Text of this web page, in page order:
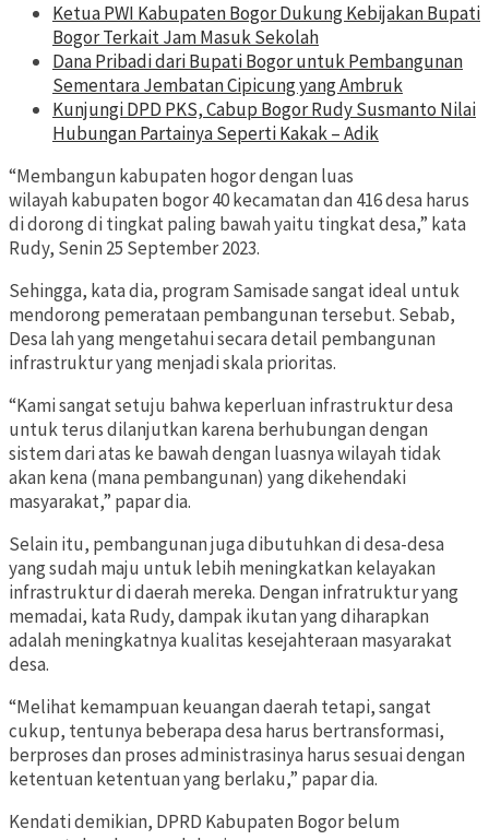
Ketua PWI Kabupaten Bogor Dukung Kebijakan Bupati
Bogor Terkait Jam Masuk Sekolah
Dana Pribadi dari Bupati Bogor untuk Pembangunan
Sementara Jembatan Cipicung yang Ambruk
Kunjungi DPD PKS, Cabup Bogor Rudy Susmanto Nilai
Hubungan Partainya Seperti Kakak – Adik
“Membangun kabupaten hogor dengan luas
wilayah kabupaten bogor 40 kecamatan dan 416 desa harus
di dorong di tingkat paling bawah yaitu tingkat desa,” kata
Rudy, Senin 25 September 2023.
Sehingga, kata dia, program Samisade sangat ideal untuk
mendorong pemerataan pembangunan tersebut. Sebab,
Desa lah yang mengetahui secara detail pembangunan
infrastruktur yang menjadi skala prioritas.
“Kami sangat setuju bahwa keperluan infrastruktur desa
untuk terus dilanjutkan karena berhubungan dengan
sistem dari atas ke bawah dengan luasnya wilayah tidak
akan kena (mana pembangunan) yang dikehendaki
masyarakat,” papar dia.
Selain itu, pembangunan juga dibutuhkan di desa-desa
yang sudah maju untuk lebih meningkatkan kelayakan
infrastruktur di daerah mereka. Dengan infratruktur yang
memadai, kata Rudy, dampak ikutan yang diharapkan
adalah meningkatnya kualitas kesejahteraan masyarakat
desa.
“Melihat kemampuan keuangan daerah tetapi, sangat
cukup, tentunya beberapa desa harus bertransformasi,
berproses dan proses administrasinya harus sesuai dengan
ketentuan ketentuan yang berlaku,” papar dia.
Kendati demikian, DPRD Kabupaten Bogor belum